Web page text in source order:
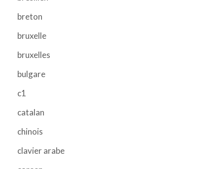
breton
bruxelle
bruxelles
bulgare
c1
catalan
chinois
clavier arabe